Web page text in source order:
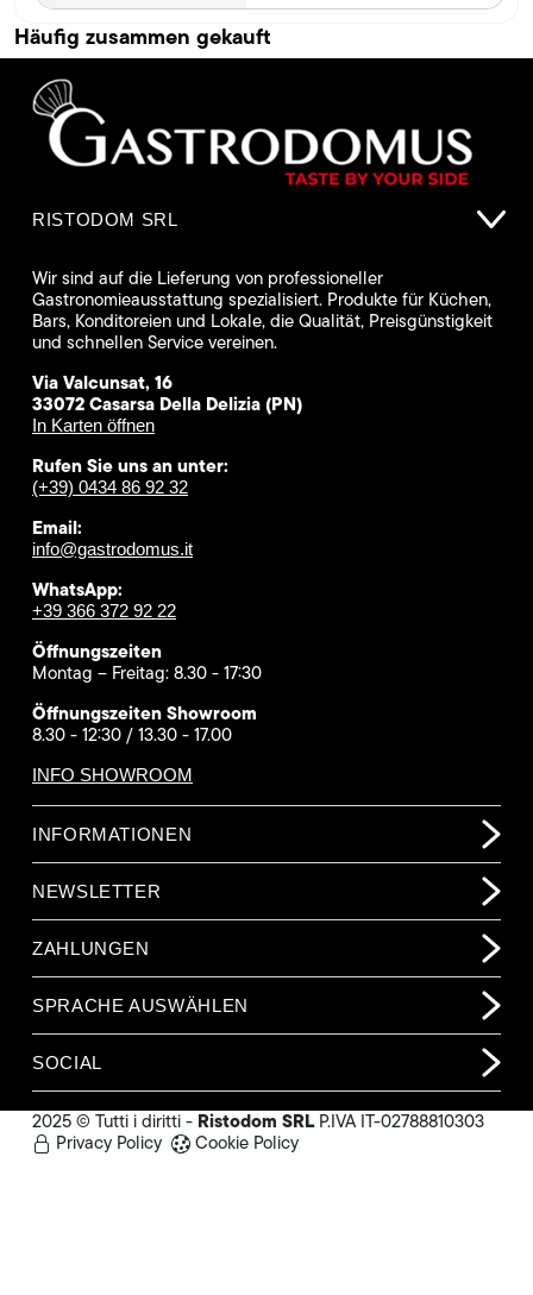
Häufig zusammen gekauft
RISTODOM SRL
Wir sind auf die Lieferung von professioneller
Gastronomieausstattung spezialisiert. Produkte für Küchen,
Bars, Konditoreien und Lokale, die Qualität, Preisgünstigkeit
und schnellen Service vereinen.
Via Valcunsat, 16
33072 Casarsa Della Delizia (PN)
In Karten öffnen
Rufen Sie uns an unter:
(+39) 0434 86 92 32
Email:
info@gastrodomus.it
WhatsApp:
+39 366 372 92 22
Öffnungszeiten
Montag – Freitag: 8.30 - 17:30
Öffnungszeiten Showroom
8.30 - 12:30 / 13.30 - 17.00
INFO SHOWROOM
INFORMATIONEN
NEWSLETTER
ZAHLUNGEN
SPRACHE AUSWÄHLEN
SOCIAL
2025 © Tutti i diritti - Ristodom SRLP.IVA IT-02788810303
Privacy Policy
Cookie Policy